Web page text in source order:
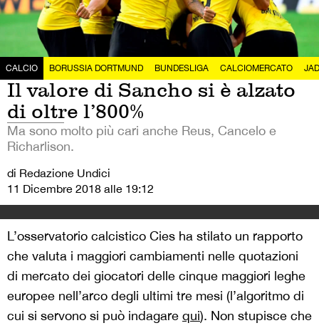
CALCIO BORUSSIA DORTMUND BUNDESLIGA CALCIOMERCATO
Il valore di Sancho si è alzato
di oltre l’800%
Ma sono molto più cari anche Reus, Cancelo e
Richarlison.
di Redazione Undici
11 Dicembre 2018 alle 19:12
L’osservatorio calcistico Cies ha stilato un rapporto
che valuta i maggiori cambiamenti nelle quotazioni
di mercato dei giocatori delle cinque maggiori leghe
europee nell’arco degli ultimi tre mesi (l’algoritmo di
cui si servono si può indagare qui). Non stupisce che